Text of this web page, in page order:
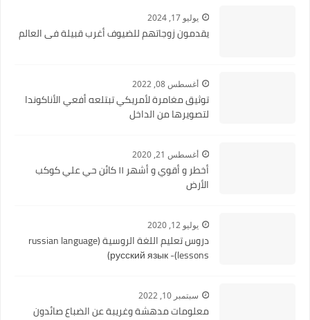
يوليو 17, 2024
يقدمون زوجاتهم للضيوف أغرب قبيلة فى العالم
أغسطس 08, 2022
توثيق مغامرة لأمريكي تبتلعه أفعي الأناكوندا
لتصويرها من الداخل
أغسطس 21, 2020
أخطر و أقوي و أشهر ١١ كائن حي علي كوكب
الأرض
يوليو 12, 2020
دروس تعليم اللغة الروسية (russian language
lessons)- русский язык)
سبتمبر 10, 2022
معلومات مدهشة وغريبة عن الضباع صائدون